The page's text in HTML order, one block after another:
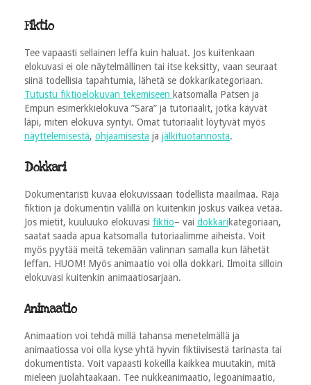
Fiktio
Tee vapaasti sellainen leffa kuin haluat. Jos kuitenkaan
elokuvasi ei ole näytelmällinen tai itse keksitty, vaan seuraat
siinä todellisia tapahtumia, lähetä se dokkarikategoriaan.
Tutustu fiktioelokuvan tekemiseen katsomalla Patsen ja
Empun esimerkkielokuva ”Sara” ja tutoriaalit, jotka käyvät
läpi, miten elokuva syntyi. Omat tutoriaalit löytyvät myös
näyttelemisestä, ohjaamisesta ja jälkituotannosta.
Dokkari
Dokumentaristi kuvaa elokuvissaan todellista maailmaa. Raja
fiktion ja dokumentin välillä on kuitenkin joskus vaikea vetää.
Jos mietit, kuuluuko elokuvasi fiktio– vai dokkarikategoriaan,
saatat saada apua katsomalla tutoriaalimme aiheista. Voit
myös pyytää meitä tekemään valinnan samalla kun lähetät
leffan. HUOM! Myös animaatio voi olla dokkari. Ilmoita silloin
elokuvasi kuitenkin animaatiosarjaan.
Animaatio
Animaation voi tehdä millä tahansa menetelmällä ja
animaatiossa voi olla kyse yhtä hyvin fiktiivisestä tarinasta tai
dokumentista. Voit vapaasti kokeilla kaikkea muutakin, mitä
mieleen juolahtaakaan. Tee nukkeanimaatio, legoanimaatio,